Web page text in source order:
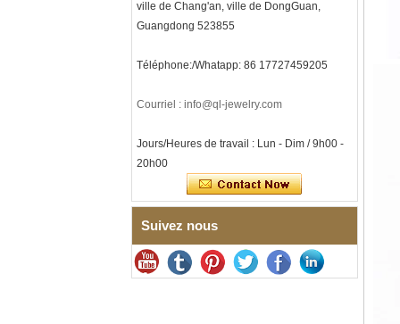
pour hommes, fermoir
déployant à double poussée
magnétiques et germanium
Bracelet pour femme en acier
bracelet à maillons fins
à double pression sans
couture
tungstène à facettes
martelées pour hommes,
alliance texturée
géométrique confortable de 8
ville de Chang'an, ville de DongGuan,
Guangdong 523855
Téléphone:/Whatapp: 86 17727459205
Courriel : info@ql-jewelry.com
Jours/Heures de travail : Lun - Dim / 9h00 -
20h00
Suivez nous